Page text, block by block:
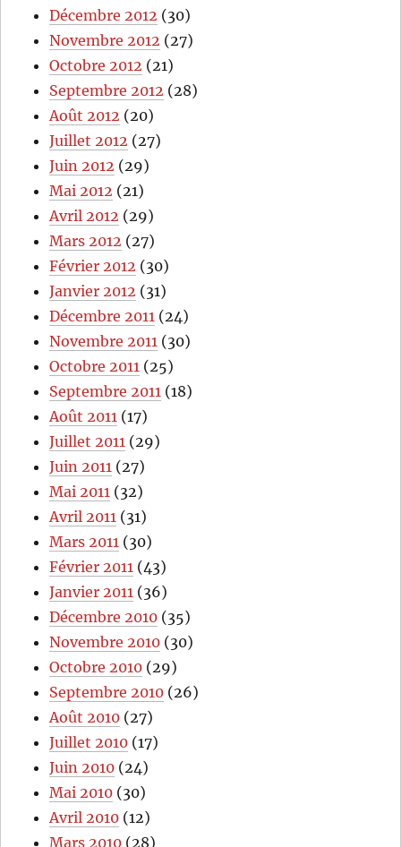
Décembre 2012 (30)
Novembre 2012 (27)
Octobre 2012 (21)
Septembre 2012 (28)
Août 2012 (20)
Juillet 2012 (27)
Juin 2012 (29)
Mai 2012 (21)
Avril 2012 (29)
Mars 2012 (27)
Février 2012 (30)
Janvier 2012 (31)
Décembre 2011 (24)
Novembre 2011 (30)
Octobre 2011 (25)
Septembre 2011 (18)
Août 2011 (17)
Juillet 2011 (29)
Juin 2011 (27)
Mai 2011 (32)
Avril 2011 (31)
Mars 2011 (30)
Février 2011 (43)
Janvier 2011 (36)
Décembre 2010 (35)
Novembre 2010 (30)
Octobre 2010 (29)
Septembre 2010 (26)
Août 2010 (27)
Juillet 2010 (17)
Juin 2010 (24)
Mai 2010 (30)
Avril 2010 (12)
Mars 2010 (28)